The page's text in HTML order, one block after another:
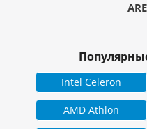
Intel Celeron
AMD Athlon